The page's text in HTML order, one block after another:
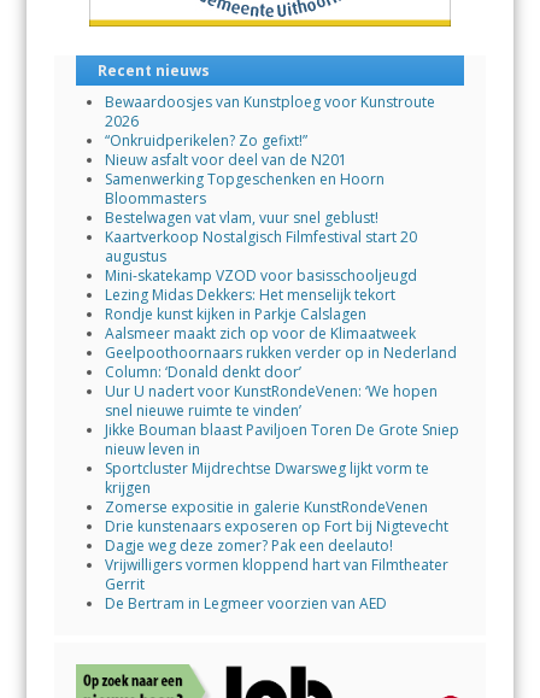
Recent nieuws
Bewaardoosjes van Kunstploeg voor Kunstroute
2026
“Onkruidperikelen? Zo gefixt!”
Nieuw asfalt voor deel van de N201
Samenwerking Topgeschenken en Hoorn
Bloommasters
Bestelwagen vat vlam, vuur snel geblust!
Kaartverkoop Nostalgisch Filmfestival start 20
augustus
Mini-skatekamp VZOD voor basisschooljeugd
Lezing Midas Dekkers: Het menselijk tekort
Rondje kunst kijken in Parkje Calslagen
Aalsmeer maakt zich op voor de Klimaatweek
Geelpoothoornaars rukken verder op in Nederland
Column: ‘Donald denkt door’
Uur U nadert voor KunstRondeVenen: ‘We hopen
snel nieuwe ruimte te vinden’
Jikke Bouman blaast Paviljoen Toren De Grote Sniep
nieuw leven in
Sportcluster Mijdrechtse Dwarsweg lijkt vorm te
krijgen
Zomerse expositie in galerie KunstRondeVenen
Drie kunstenaars exposeren op Fort bij Nigtevecht
Dagje weg deze zomer? Pak een deelauto!
Vrijwilligers vormen kloppend hart van Filmtheater
Gerrit
De Bertram in Legmeer voorzien van AED